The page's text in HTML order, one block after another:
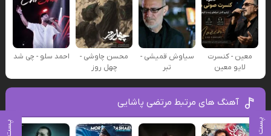
معین - کنسرت
لایو معین
سیاوش قمیشی -
تبر
محسن چاوشی -
چهل روز
احمد سلو - چی شد
آهنگ های مرتبط مرتضی پاشایی